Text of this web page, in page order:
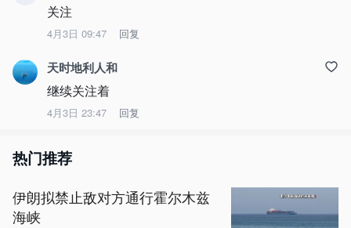
关注
4月3日 09:47 回复
天时地利人和
继续关注着
4月3日 23:47 回复
热门推荐
伊朗拟禁止敌对方通行霍尔木兹
海峡